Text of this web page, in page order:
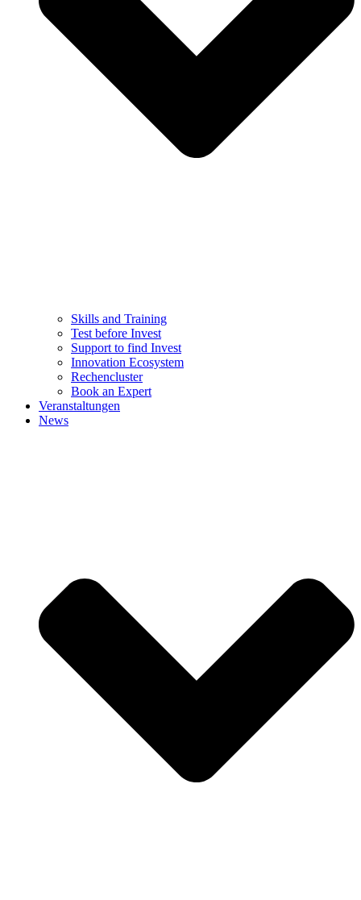
Skills and Training
Test before Invest
Support to find Invest
Innovation Ecosystem
Rechencluster​
Book an Expert
Veranstaltungen
News